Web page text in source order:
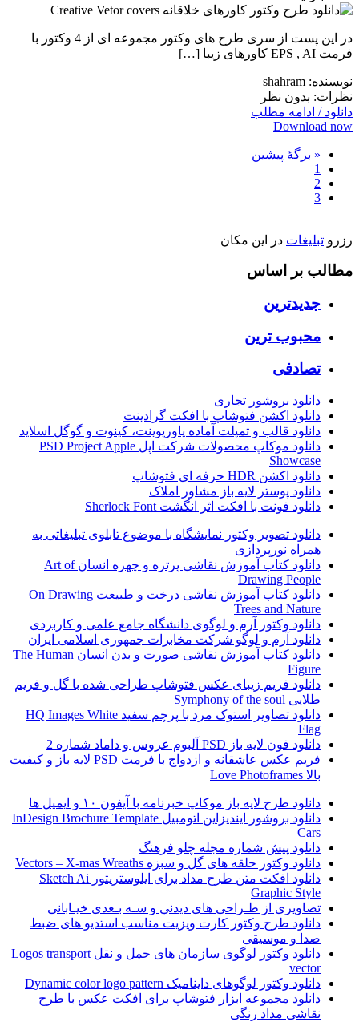
در این پست از سری طرح های وکتور مجموعه ای از 4 وکتور با
فرمت EPS , AI کاورهای زیبا […]
نویسنده: shahram
نظرات: بدون نظر
دانلود / ادامه مطلب
Download now
« برگه‌ٔ پیشین
1
2
3
رزرو تبلیغات در این مکان
مطالب بر اساس
جدیدترین
محبوب ترین
تصادفی
دانلود بروشور تجاری
دانلود اکشن فتوشاپ با افکت گرادینت
دانلود قالب و تمپلت آماده پاورپوینت، کینوت و گوگل اسلاید
دانلود موکاپ محصولات شرکت اپل PSD Project Apple
Showcase
دانلود اکشن HDR حرفه ای فتوشاپ
دانلود پوستر لایه باز مشاور املاک
دانلود فونت با افکت اثر انگشت Sherlock Font
دانلود تصویر وکتور نمایشگاه با موضوع تابلوی تبلیغاتی به
همراه نورپردازی
دانلود کتاب آموزش نقاشی پرتره و چهره انسان Art of
Drawing People
دانلود کتاب آموزش نقاشی درخت و طبیعت On Drawing
Trees and Nature
دانلود وکتور آرم و لوگوی دانشگاه جامع علمی و کاربردی
دانلود آرم و لوگو شرکت مخابرات جمهوری اسلامی ایران
دانلود کتاب آموزش نقاشی صورت و بدن انسان The Human
Figure
دانلود فریم زیبای عکس فتوشاپ طراحی شده با گل و فریم
طلایی Symphony of the soul
دانلود تصاویر استوک مرد با پرچم سفید HQ Images White
Flag
دانلود فون لایه باز PSD آلبوم عروس و داماد شماره 2
فریم عکس عاشقانه و ازدواج با فرمت PSD لایه باز و کیفیت
بالا Love Photoframes
دانلود طرح لایه باز موکاپ خبرنامه با آیفون ۱۰ و ایمیل ها
دانلود بروشور ایندیزاین اتومبیل InDesign Brochure Template
Cars
دانلود پیش شماره مجله چلو فرهنگ
دانلود وکتور حلقه های گل و سبزه Vectors – X-mas Wreaths
دانلود افکت متن طرح مداد برای ایلوستریتور Sketch Ai
Graphic Style
تصاویری از طـراحی های ديدني و سـه بـعدی خیـابانی
دانلود طرح وکتور کارت ویزیت مناسب استدیو های ضبط
صدا و موسیقی
دانلود وکتور لوگوی سازمان های حمل و نقل Logos transport
vector
دانلود وکتور لوگوهای داینامیک Dynamic color logo pattern
دانلود مجموعه ابزار فتوشاپ برای افکت عکس با طرح
نقاشی مداد رنگی